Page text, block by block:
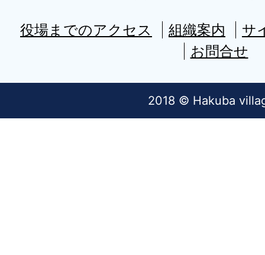
役場までのアクセス 組織案内
サ
お問合せ
2018 © Hakuba